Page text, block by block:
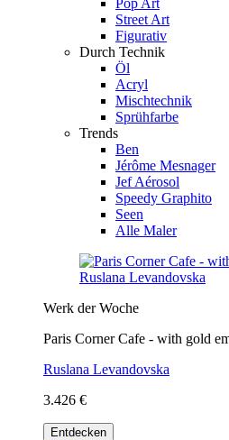
Street Art
Figurativ
Durch Technik
Öl
Acryl
Mischtechnik
Sprühfarbe
Trends
Ben
Jérôme Mesnager
Jef Aérosol
Speedy Graphito
Seen
Alle Maler
Werk der Woche
Paris Corner Cafe - with gold
Ruslana Levandovska
3.426 €
Entdecken